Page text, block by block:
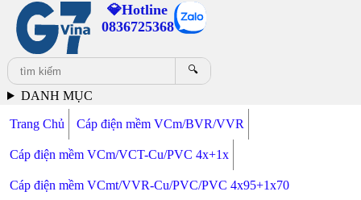
💎Hotline
0836725368
🔍
DANH MỤC
Trang Chủ Cáp điện mềm VCm/BVR/VVR
Cáp điện mềm VCm/VCT-Cu/PVC 4x+1x
Cáp điện mềm VCmt/VVR-Cu/PVC/PVC 4x95+1x70